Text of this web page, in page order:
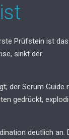
Prüfstein ist das
sinkt der
der Scrum Guide
gedrückt,
deutlich an.